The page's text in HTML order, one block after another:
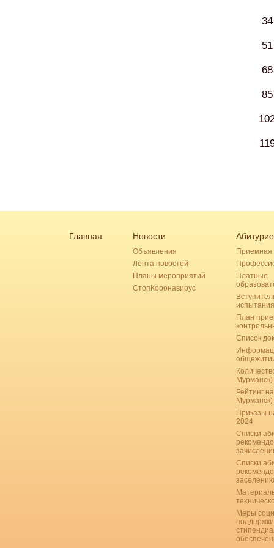
34
51
68
85
Главная Новости
Объявления
Лента новостей
Планы мероприятий
СтопКоронавирус
Приемная
Платные
испытания
План
Список
Мурманск)
Рейтинг
Мурманск)
Приказы
2024
Списки
Списки
Меры